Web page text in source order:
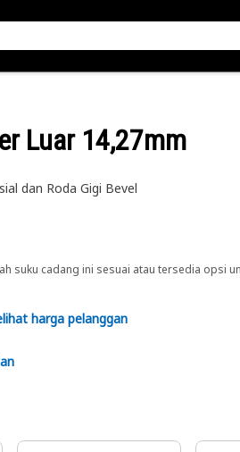
Luar 14,27mm
dan Roda Gigi Bevel
suku cadang ini sesuai atau tersedia opsi
harga pelanggan